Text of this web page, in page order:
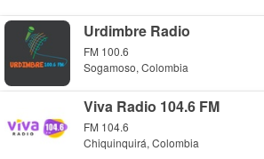
Urdimbre Radio
FM 100.6
Sogamoso, Colombia
Viva Radio 104.6 FM
FM 104.6
Chiquinquirá, Colombia